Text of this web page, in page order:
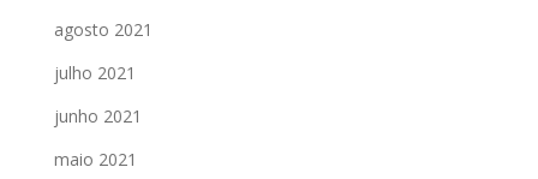
agosto 2021
julho 2021
junho 2021
maio 2021